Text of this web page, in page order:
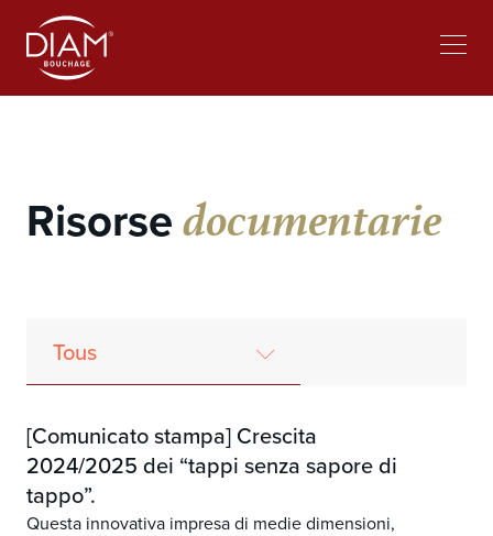
language
Risorsedocumentarie
Tous
Opuscolo
Dossier Stampa
Comunicati stampa
Articoli Tecnici
[Comunicato stampa] Crescita
2024/2025 dei “tappi senza sapore di
tappo”.
Questa innovativa impresa di medie dimensioni,